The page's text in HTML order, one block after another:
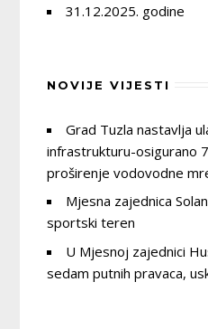
31.12.2025. godine
NOVIJE VIJESTI
Grad Tuzla nastavlja
infrastrukturu-osigurano
proširenje vodovodne
Mjesna zajednica
sportski teren
U Mjesnoj zajednici
sedam putnih pravaca,